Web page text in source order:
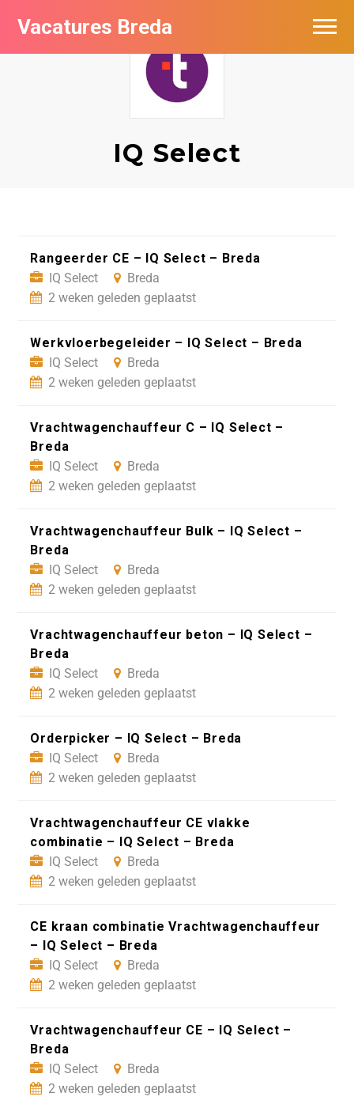
Vacatures Breda
IQ Select
Rangeerder CE – IQ Select – Breda
IQ Select
Breda
2 weken geleden geplaatst
Werkvloerbegeleider – IQ Select – Breda
IQ Select
Breda
2 weken geleden geplaatst
Vrachtwagenchauffeur C – IQ Select –
Breda
IQ Select
Breda
2 weken geleden geplaatst
Vrachtwagenchauffeur Bulk – IQ Select –
Breda
IQ Select
Breda
2 weken geleden geplaatst
Vrachtwagenchauffeur beton – IQ Select –
Breda
IQ Select
Breda
2 weken geleden geplaatst
Orderpicker – IQ Select – Breda
IQ Select
Breda
2 weken geleden geplaatst
Vrachtwagenchauffeur CE vlakke
combinatie – IQ Select – Breda
IQ Select
Breda
2 weken geleden geplaatst
CE kraan combinatie Vrachtwagenchauffeur
– IQ Select – Breda
IQ Select
Breda
2 weken geleden geplaatst
Vrachtwagenchauffeur CE – IQ Select –
Breda
IQ Select
Breda
2 weken geleden geplaatst
Vacatures per bedrijf in Breda
De populairste vacatures in Breda